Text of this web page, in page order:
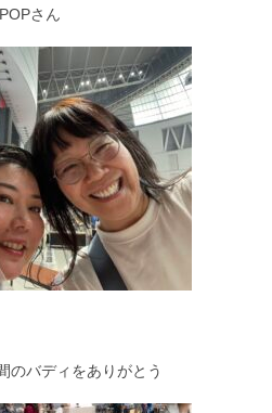
POPさん
のバディをありがとう